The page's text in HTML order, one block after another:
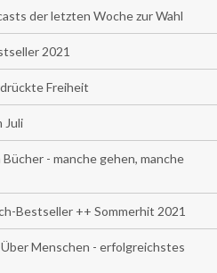
der letzten Woche zur Wahl
2021
Freiheit
Juli
- manche gehen, manche
Bestseller ++ Sommerhit 2021
Menschen - erfolgreichstes